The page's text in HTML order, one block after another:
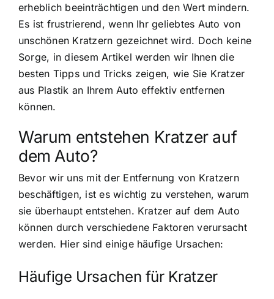
erheblich beeinträchtigen und den Wert mindern.
Es ist frustrierend, wenn Ihr geliebtes Auto von
unschönen Kratzern gezeichnet wird. Doch keine
Sorge, in diesem Artikel werden wir Ihnen die
besten Tipps und Tricks zeigen, wie Sie Kratzer
aus Plastik an Ihrem Auto effektiv entfernen
können.
Warum entstehen Kratzer auf
dem Auto?
Bevor wir uns mit der Entfernung von Kratzern
beschäftigen, ist es wichtig zu verstehen, warum
sie überhaupt entstehen. Kratzer auf dem Auto
können durch verschiedene Faktoren verursacht
werden. Hier sind einige häufige Ursachen:
Häufige Ursachen für Kratzer